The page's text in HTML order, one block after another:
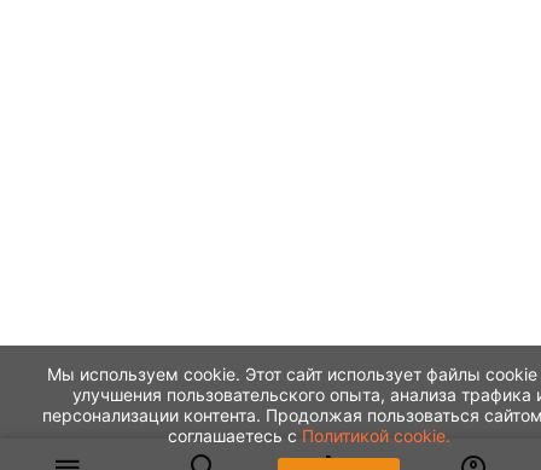
Мы используем cookie. Этот сайт использует файлы cookie
улучшения пользовательского опыта, анализа трафика
персонализации контента. Продолжая пользоваться
соглашаетесь с Политикой cookie.